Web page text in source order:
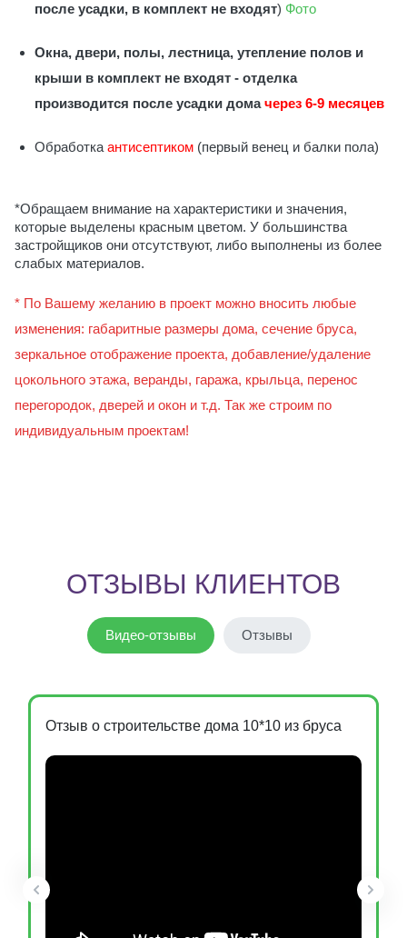
после усадки, в комплект не входят) Фото
Окна, двери, полы, лестница, утепление полов и
крыши в комплект не входят - отделка
производится после усадки домачерез 6-9 месяцев
Обработка антисептиком (первый венец и балки пола)
*Обращаем внимание на характеристики и значения,
которые выделены красным цветом. У большинства
застройщиков они отсутствуют, либо выполнены из более
слабых материалов.
* По Вашему желанию в проект можно вносить любые
изменения: габаритные размеры дома, сечение бруса,
зеркальное отображение проекта, добавление/удаление
цокольного этажа, веранды, гаража, крыльца, перенос
перегородок, дверей и окон и т.д. Так же строим по
индивидуальным проектам!
ОТЗЫВЫ КЛИЕНТОВ
Видео-отзывы Отзывы
Отзыв о строительстве дома 10*10 из бруса